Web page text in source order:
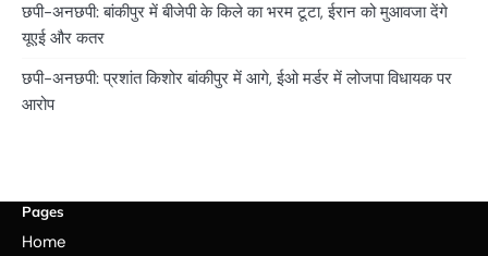
छपी-अनछपी: बांकीपुर में बीजेपी के किले का भरम टूटा, ईरान को मुआवजा देंगे
यूएई और कतर
छपी-अनछपी: प्रशांत किशोर बांकीपुर में आगे, ईओ मर्डर में लोजपा विधायक पर
आरोप
Pages
Home